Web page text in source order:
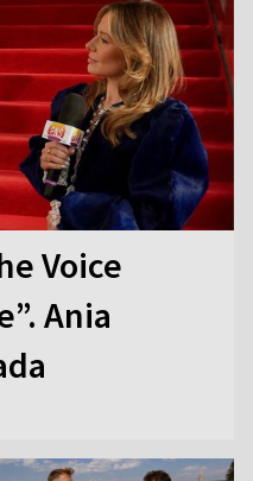
Voice
Ania